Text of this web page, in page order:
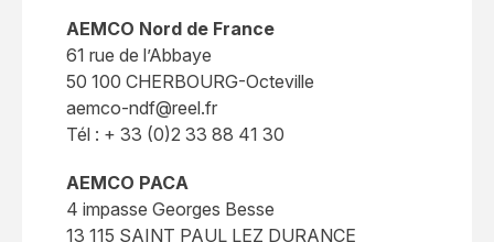
AEMCO Nord de France
61 rue de l’Abbaye
50 100 CHERBOURG-Octeville
aemco-ndf@reel.fr
Tél : + 33 (0)2 33 88 41 30
AEMCO PACA
4 impasse Georges Besse
13 115 SAINT PAUL LEZ DURANCE